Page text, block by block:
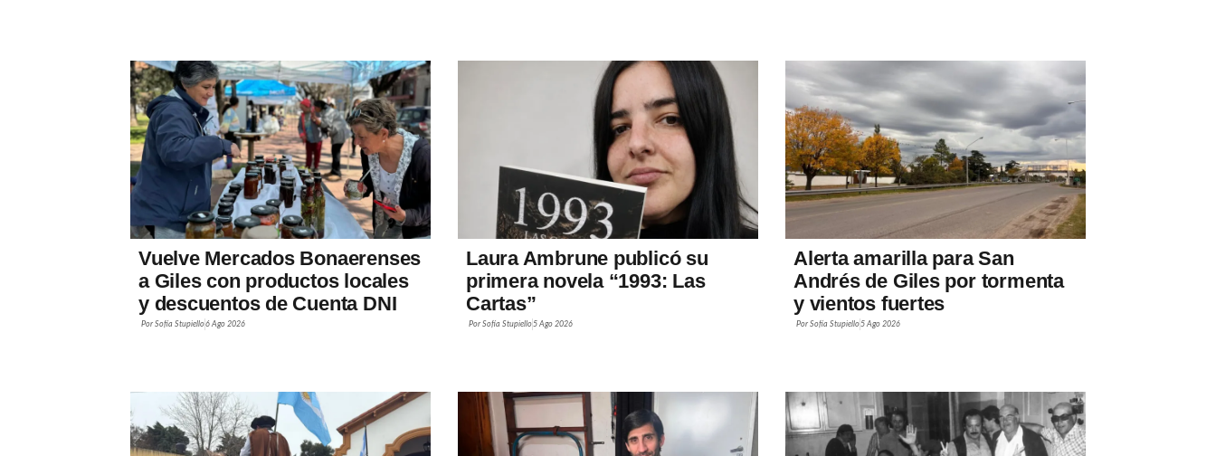
Vuelve Mercados Bonaerenses
a Giles con productos locales
y descuentos de Cuenta DNI
Por Sofía Stupiello6 Ago 2026
Laura Ambrune publicó su
primera novela “1993: Las
Cartas”
Por Sofía Stupiello5 Ago 2026
Alerta amarilla para San
Andrés de Giles por tormenta
y vientos fuertes
Por Sofía Stupiello5 Ago 2026